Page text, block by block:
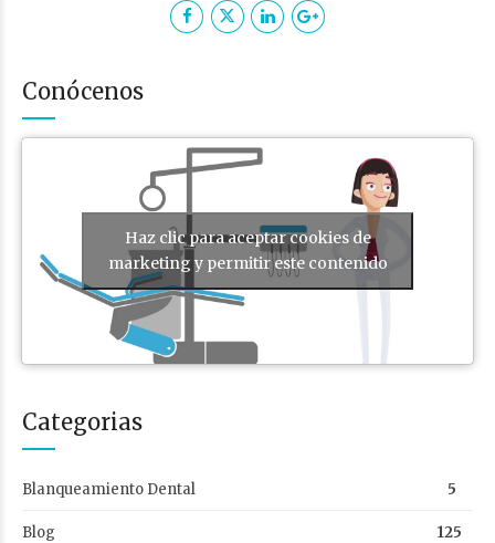
Conócenos
Haz clic para aceptar cookies de
marketing y permitir este contenido
Categorias
Blanqueamiento Dental 5
Blog 125